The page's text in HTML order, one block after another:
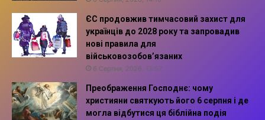
ЄС продовжив тимчасовий захист для
українців до 2028 року та запровадив
нові правила для
військовозобов’язаних
6 Серпня, 2026, 13:57
Преображення Господнє: чому
християни святкують його 6 серпня і де
могла відбутися ця біблійна подія